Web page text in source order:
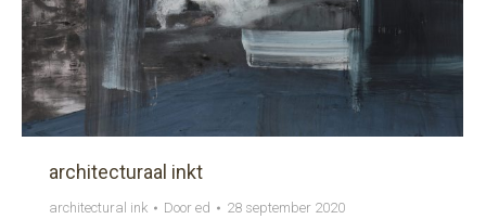
architecturaal inkt
architectural ink Door ed 28 september 2020